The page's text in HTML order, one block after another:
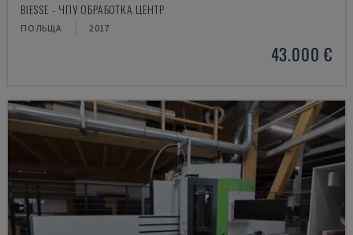
BIESSE - ЧПУ ОБРАБОТКА ЦЕНТР
ПОЛЬЩА 2017
43.000 €